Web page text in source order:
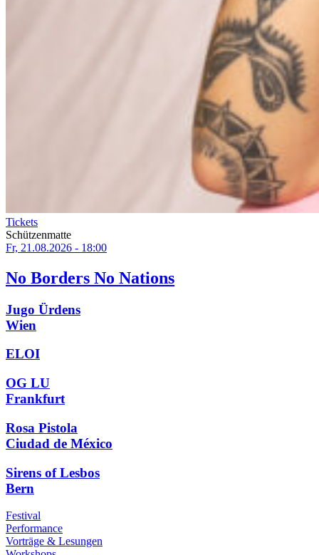
Tickets
Schützenmatte
Fr, 21.08.2026 - 18:00
No Borders No Nations
Jugo Ürdens
Wien
ELOI
OG LU
Frankfurt
Rosa Pistola
Ciudad de México
Sirens of Lesbos
Bern
Festival
Performance
Vorträge & Lesungen